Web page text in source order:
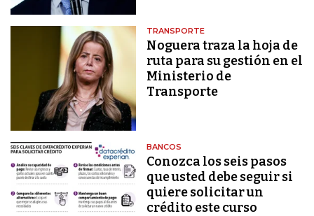
TRANSPORTE
Noguera traza la hoja de
ruta para su gestión en el
Ministerio de
Transporte
BANCOS
Conozca los seis pasos
que usted debe seguir si
quiere solicitar un
crédito este curso